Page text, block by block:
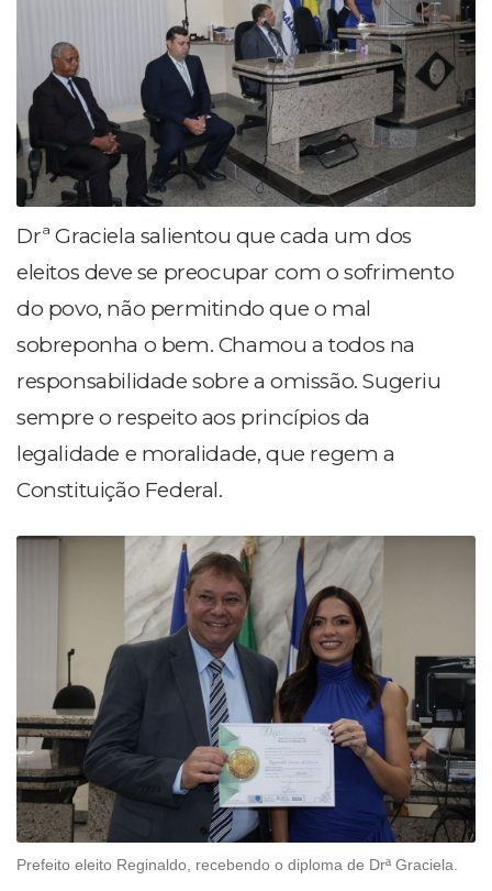
Drª Graciela salientou que cada um dos
eleitos deve se preocupar com o sofrimento
do povo, não permitindo que o mal
sobreponha o bem. Chamou a todos na
responsabilidade sobre a omissão. Sugeriu
sempre o respeito aos princípios da
legalidade e moralidade, que regem a
Constituição Federal.
Prefeito eleito Reginaldo, recebendo o diploma de Drª Graciela.